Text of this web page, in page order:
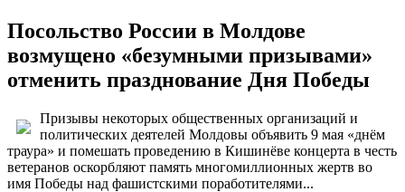
Посольство России в Молдове
возмущено «безумными призывами»
отменить празднование Дня Победы
Призывы некоторых общественных организаций и
политических деятелей Молдовы объявить 9 мая «днём
траура» и помешать проведению в Кишинёве концерта в честь
ветеранов оскорбляют память многомиллионных жертв во
имя Победы над фашистскими поработителями...